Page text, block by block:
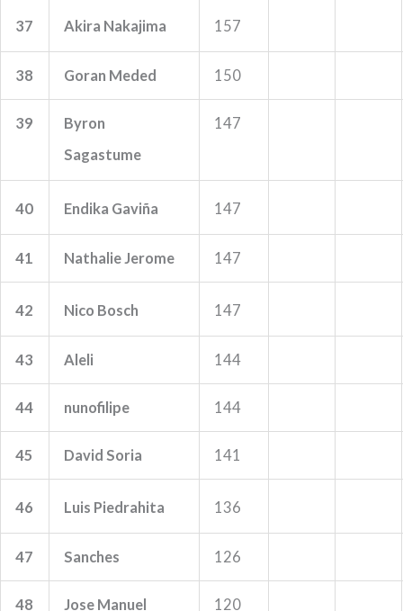
37 Akira Nakajima 157
38 Goran Meded 150
39
Byron
Sagastume
147
40 Endika Gaviña 147
41 Nathalie Jerome 147
42 Nico Bosch 147
43 Aleli 144
44 nunofilipe 144
45 David Soria 141
46 Luis Piedrahita 136
47 Sanches 126
48
Jose Manuel
120